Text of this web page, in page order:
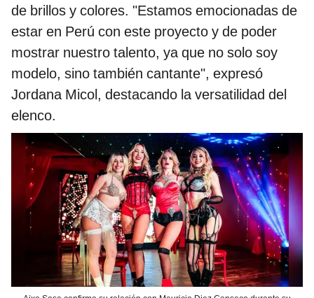
de brillos y colores. "Estamos emocionadas de
estar en Perú con este proyecto y de poder
mostrar nuestro talento, ya que no solo soy
modelo, sino también cantante", expresó
Jordana Micol, destacando la versatilidad del
elenco.